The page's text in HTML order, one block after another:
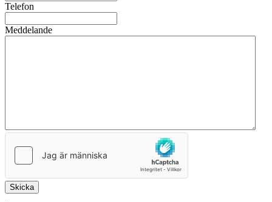
Telefon
Meddelande
Skicka